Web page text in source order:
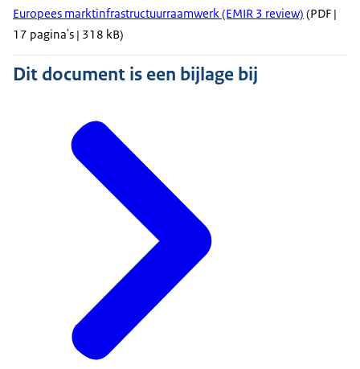
Europees marktinfrastructuurraamwerk (EMIR 3 review) (PDF |
17 pagina's | 318 kB)
Dit document is een bijlage bij